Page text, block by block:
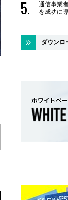
通信事業
を成功に
ダウンロ